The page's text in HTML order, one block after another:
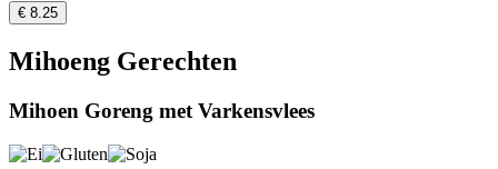
€ 8.25
Mihoeng Gerechten
Mihoen Goreng met Varkensvlees